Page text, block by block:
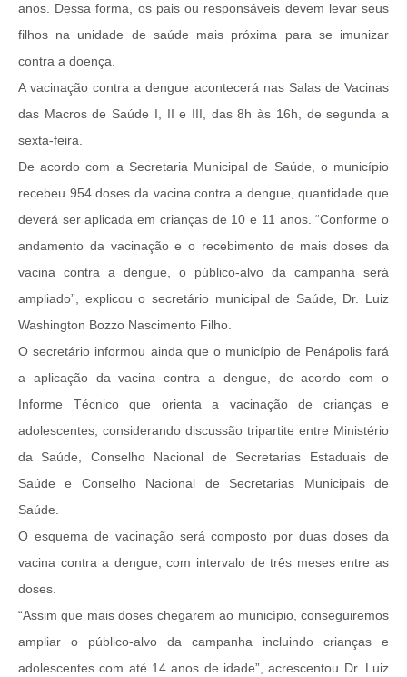
anos. Dessa forma, os pais ou responsáveis devem levar seus
filhos na unidade de saúde mais próxima para se imunizar
contra a doença.
A vacinação contra a dengue acontecerá nas Salas de Vacinas
das Macros de Saúde I, II e III, das 8h às 16h, de segunda a
sexta-feira.
De acordo com a Secretaria Municipal de Saúde, o município
recebeu 954 doses da vacina contra a dengue, quantidade que
deverá ser aplicada em crianças de 10 e 11 anos. “Conforme o
andamento da vacinação e o recebimento de mais doses da
vacina contra a dengue, o público-alvo da campanha será
ampliado”, explicou o secretário municipal de Saúde, Dr. Luiz
Washington Bozzo Nascimento Filho.
O secretário informou ainda que o município de Penápolis fará
a aplicação da vacina contra a dengue, de acordo com o
Informe Técnico que orienta a vacinação de crianças e
adolescentes, considerando discussão tripartite entre Ministério
da Saúde, Conselho Nacional de Secretarias Estaduais de
Saúde e Conselho Nacional de Secretarias Municipais de
Saúde.
O esquema de vacinação será composto por duas doses da
vacina contra a dengue, com intervalo de três meses entre as
doses.
“Assim que mais doses chegarem ao município, conseguiremos
ampliar o público-alvo da campanha incluindo crianças e
adolescentes com até 14 anos de idade”, acrescentou Dr. Luiz